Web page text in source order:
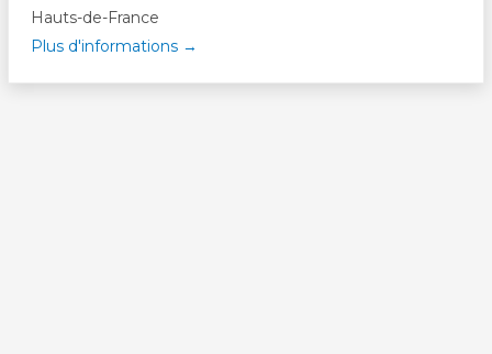
Hauts-de-France
Plus d'informations